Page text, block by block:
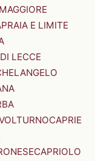
E LIMITE
LECCE
CAPRIE
CAPRIOLO